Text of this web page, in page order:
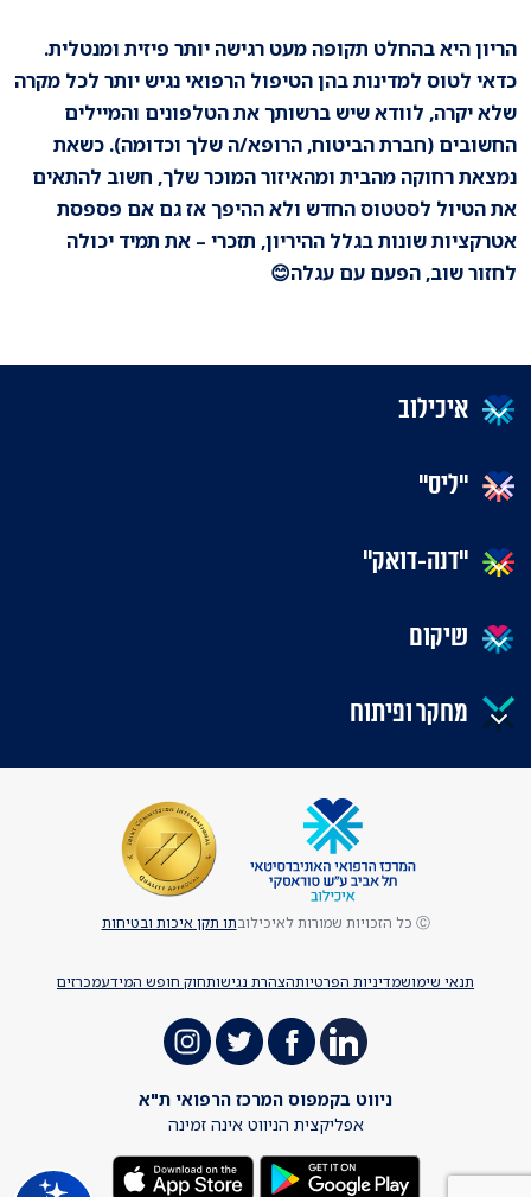
הריון היא בהחלט תקופה מעט רגישה יותר פיזית ומנטלית.
כדאי לטוס למדינות בהן הטיפול הרפואי נגיש יותר לכל מקרה
שלא יקרה, לוודא שיש ברשותך את הטלפונים והמיילים
החשובים (חברת הביטוח, הרופא/ה שלך וכדומה). כשאת
נמצאת רחוקה מהבית ומהאיזור המוכר שלך, חשוב להתאים
את הטיול לסטטוס החדש ולא ההיפך אז גם אם פספסת
אטרקציות שונות בגלל ההיריון, תזכרי – את תמיד יכולה
לחזור שוב, הפעם עם עגלה😊
איכילוב
"ליס"
"דנה-דואק"
שיקום
מחקר ופיתוח
תנאי שימושמדיניות הפרטיותהצהרת נגישותחוק חופש המידעמכרזים
Ⓒ כל הזכויות שמורות לאיכילוב תו תקן איכות ובטיחות
ניווט בקמפוס המרכז הרפואי ת"א
אפליקצית הניווט אינה זמינה